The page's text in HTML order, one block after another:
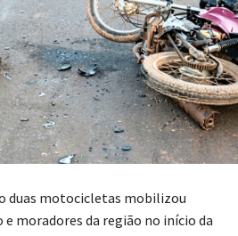
duas motocicletas mobilizou
moradores da região no início da